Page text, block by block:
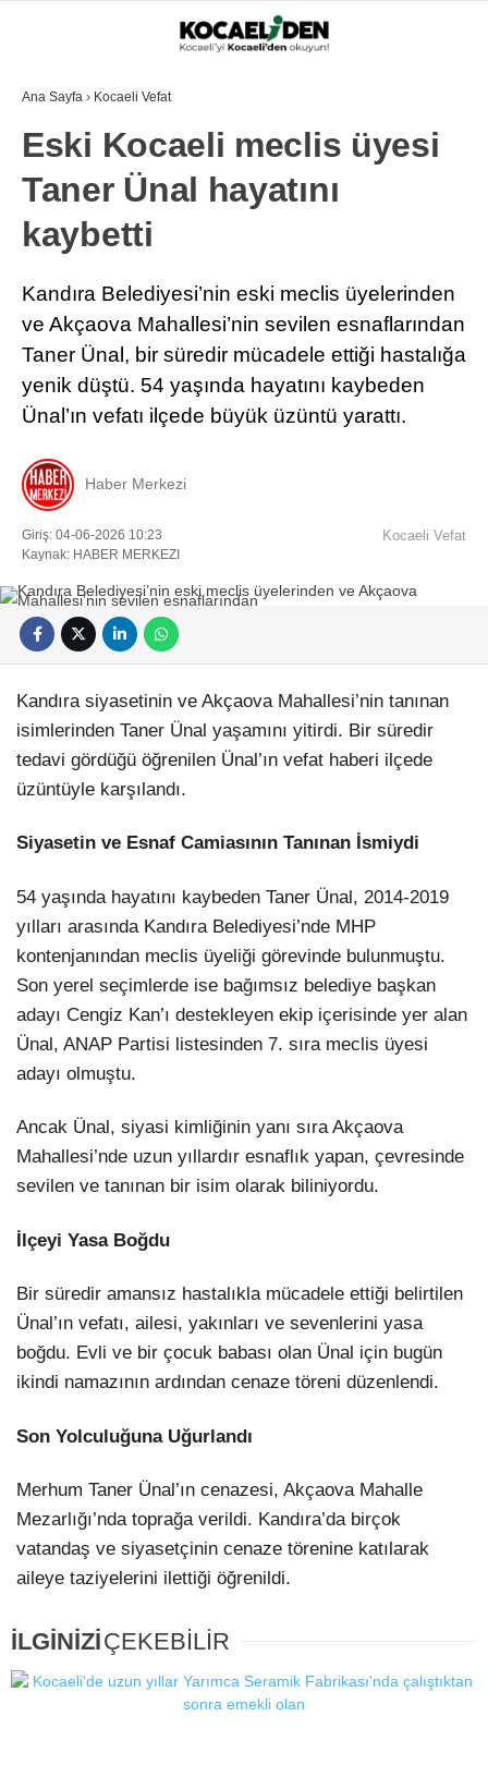
Ana Sayfa › Kocaeli Vefat
Eski Kocaeli meclis üyesi
Taner Ünal hayatını
kaybetti
Kandıra Belediyesi’nin eski meclis üyelerinden
ve Akçaova Mahallesi’nin sevilen esnaflarından
Taner Ünal, bir süredir mücadele ettiği hastalığa
yenik düştü. 54 yaşında hayatını kaybeden
Ünal’ın vefatı ilçede büyük üzüntü yarattı.
Haber Merkezi
Giriş: 04-06-2026 10:23
Kaynak: HABER MERKEZI
Kocaeli Vefat
Kandıra siyasetinin ve Akçaova Mahallesi’nin tanınan
isimlerinden Taner Ünal yaşamını yitirdi. Bir süredir
tedavi gördüğü öğrenilen Ünal’ın vefat haberi ilçede
üzüntüyle karşılandı.
Siyasetin ve Esnaf Camiasının Tanınan İsmiydi
54 yaşında hayatını kaybeden Taner Ünal, 2014-2019
yılları arasında Kandıra Belediyesi’nde MHP
kontenjanından meclis üyeliği görevinde bulunmuştu.
Son yerel seçimlerde ise bağımsız belediye başkan
adayı Cengiz Kan’ı destekleyen ekip içerisinde yer alan
Ünal, ANAP Partisi listesinden 7. sıra meclis üyesi
adayı olmuştu.
Ancak Ünal, siyasi kimliğinin yanı sıra Akçaova
Mahallesi’nde uzun yıllardır esnaflık yapan, çevresinde
sevilen ve tanınan bir isim olarak biliniyordu.
İlçeyi Yasa Boğdu
Bir süredir amansız hastalıkla mücadele ettiği belirtilen
Ünal’ın vefatı, ailesi, yakınları ve sevenlerini yasa
boğdu. Evli ve bir çocuk babası olan Ünal için bugün
ikindi namazının ardından cenaze töreni düzenlendi.
Son Yolculuğuna Uğurlandı
Merhum Taner Ünal’ın cenazesi, Akçaova Mahalle
Mezarlığı’nda toprağa verildi. Kandıra’da birçok
vatandaş ve siyasetçinin cenaze törenine katılarak
aileye taziyelerini ilettiği öğrenildi.
İLGİNİZİÇEKEBİLİR